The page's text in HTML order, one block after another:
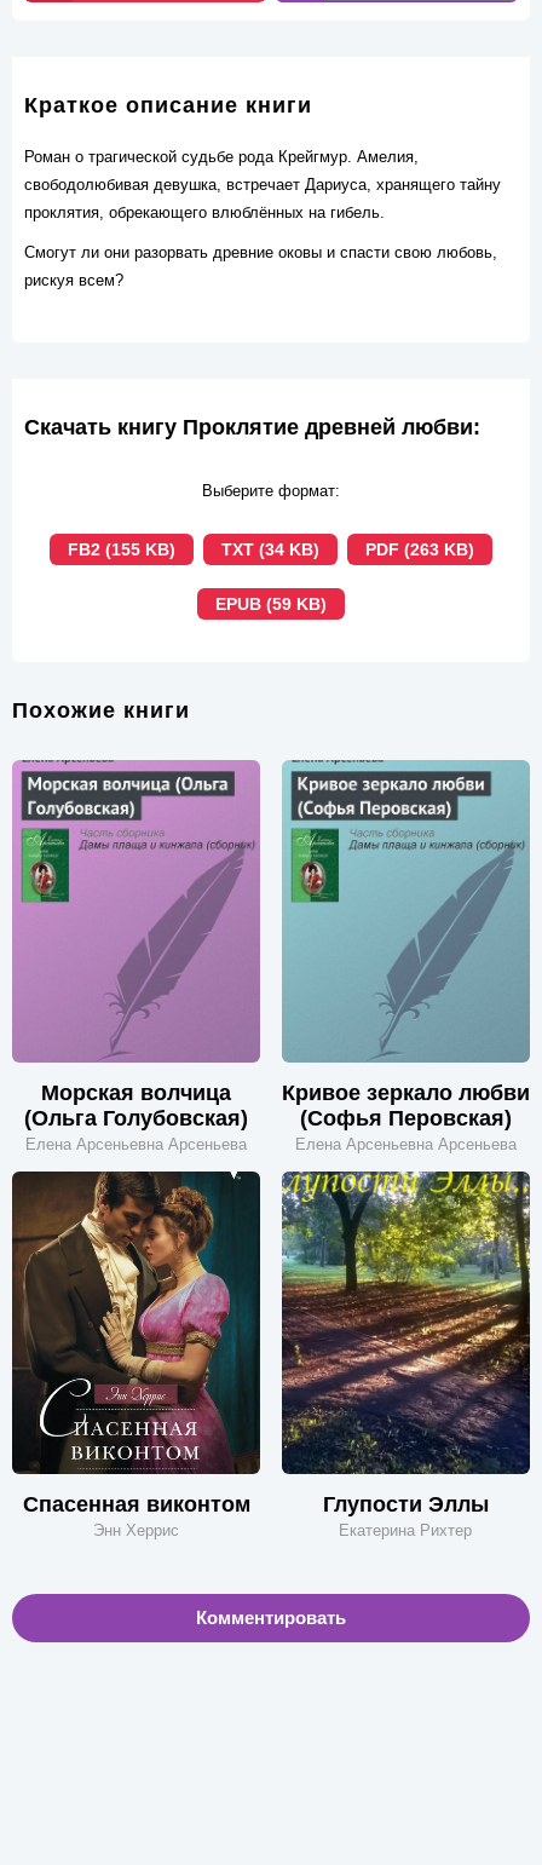
Краткое описание книги
Роман о трагической судьбе рода Крейгмур. Амелия,
свободолюбивая девушка, встречает Дариуса, хранящего тайну
проклятия, обрекающего влюблённых на гибель.
Смогут ли они разорвать древние оковы и спасти свою любовь,
рискуя всем?
Скачать книгу Проклятие древней любви:
Выберите формат:
FB2 (155 KB) TXT (34 KB) PDF (263 KB)
EPUB (59 KB)
Похожие книги
Морская волчица
(Ольга Голубовская)
Елена Арсеньевна Арсеньева
Кривое зеркало любви
(Софья Перовская)
Елена Арсеньевна Арсеньева
Спасенная виконтом
Энн Херрис
Глупости Эллы
Екатерина Рихтер
Комментировать